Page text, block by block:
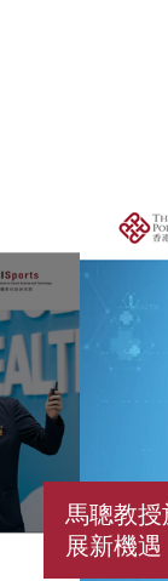
馬聰教
展新機遇